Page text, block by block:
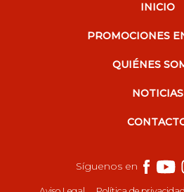
INICIO
PROMOCIONES
QUIÉNES
NOTICIAS
Síguenos en